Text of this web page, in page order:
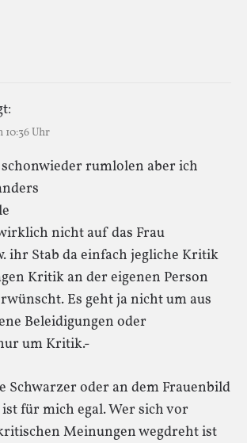
10:36 Uhr
rumlolen aber ich
nicht auf das Frau
ihr Stab da einfach jegliche Kritik
Kritik an der eigenen Person
Es geht ja nicht um aus
Beleidigungen oder
um Kritik.-
Schwarzer oder an dem Frauenbild
für mich egal. Wer sich vor
Meinungen wegdreht ist